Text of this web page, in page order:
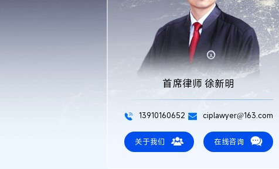
首席律师 徐新明
13910160652 ciplawyer@163.com
关于我们 在线咨询